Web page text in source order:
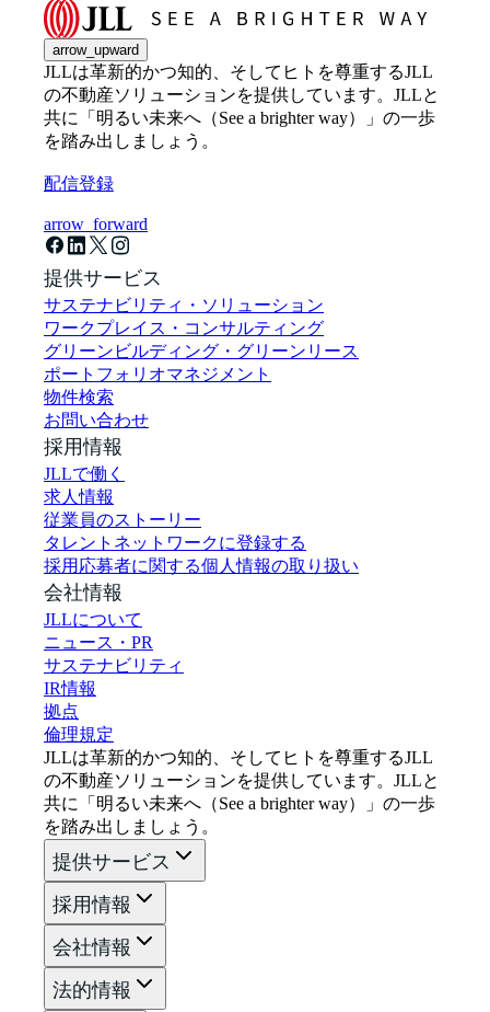
arrow_upward
JLLは革新的かつ知的、そしてヒトを尊重するJLL
の不動産ソリューションを提供しています。JLLと
共に「明るい未来へ（See a brighter way）」の一歩
を踏み出しましょう。
配信登録
arrow_forward
提供サービス
サステナビリティ・ソリューション
ワークプレイス・コンサルティング
グリーンビルディング・グリーンリース
ポートフォリオマネジメント
物件検索
お問い合わせ
採用情報
JLLで働く
求人情報
従業員のストーリー
タレントネットワークに登録する
採用応募者に関する個人情報の取り扱い
会社情報
JLLについて
ニュース・PR
サステナビリティ
IR情報
拠点
倫理規定
JLLは革新的かつ知的、そしてヒトを尊重するJLL
の不動産ソリューションを提供しています。JLLと
共に「明るい未来へ（See a brighter way）」の一歩
を踏み出しましょう。
提供サービス
採用情報
会社情報
法的情報